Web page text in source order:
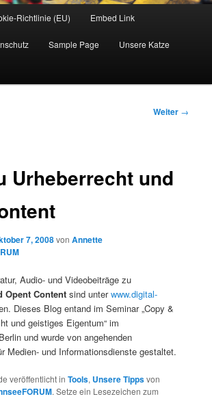
Richtlinie (EU) Embed Link
Sample Page Unsere Katze
Weiter →
Urheberrecht und
7, 2008vonAnnette
Audio- und Videobeiträge zu
Opent Content sind unterwww.digital-
Dieses Blog entand im Seminar „Copy &
und geistiges Eigentum“ im
Berlin und wurde von angehenden
Medien- und Informationsdienste gestaltet.
veröffentlicht inTools, Unsere Tippsvon
. Setze ein Lesezeichen zum